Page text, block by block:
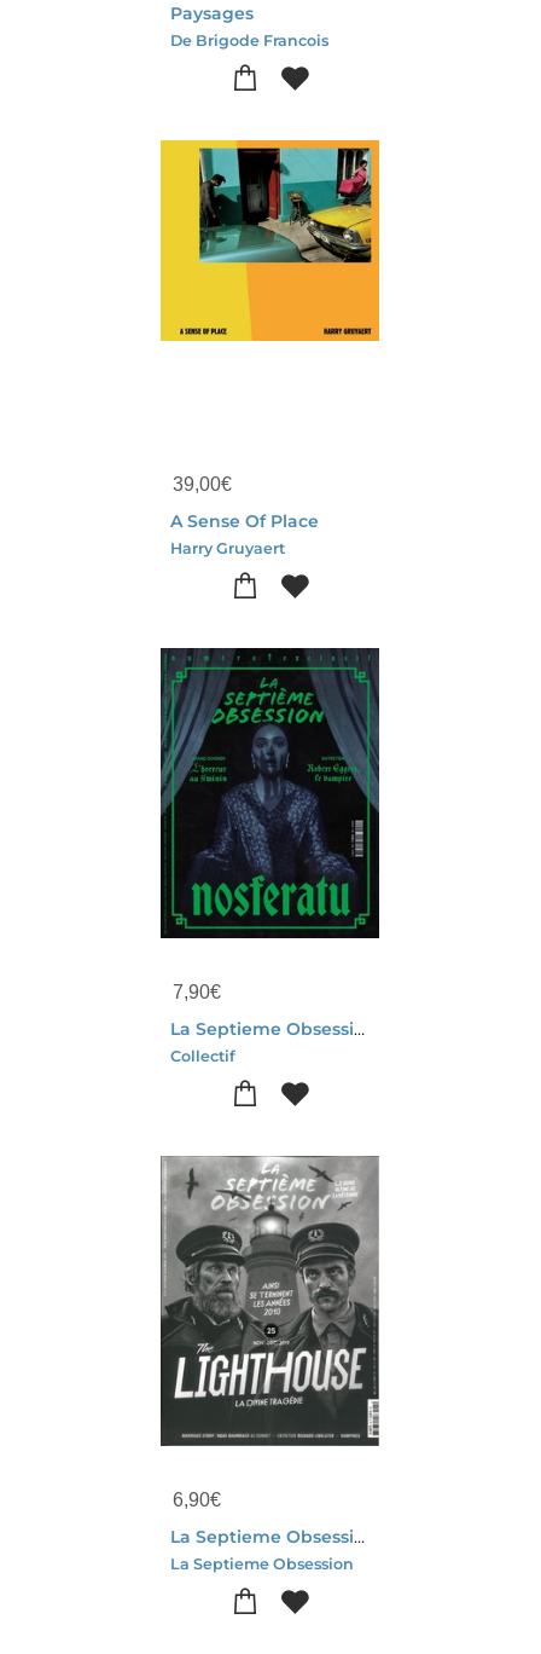
Paysages
De Brigode Francois
39,00€
A Sense Of Place
Harry Gruyaert
7,90€
La Septieme Obsession N.55 : L'horreur Au Feminin
Collectif
6,90€
La Septieme Obsession N.25 : Lighthouse : La Divine Tragedie
La Septieme Obsession